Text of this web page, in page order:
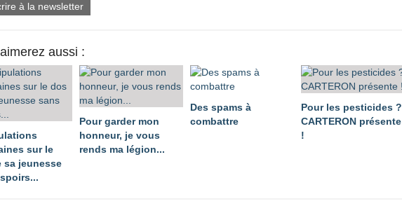
à la newsletter
aussi :
sur le
sa jeunesse
Pour garder mon
honneur, je vous
rends ma légion...
Des spams à
combattre
Pour les pesticides ?
CARTERON présente
!